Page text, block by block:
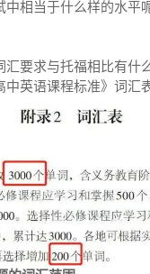
相当于什么样的水平
汇要求与托福相比有什
中英语课程标准》词汇